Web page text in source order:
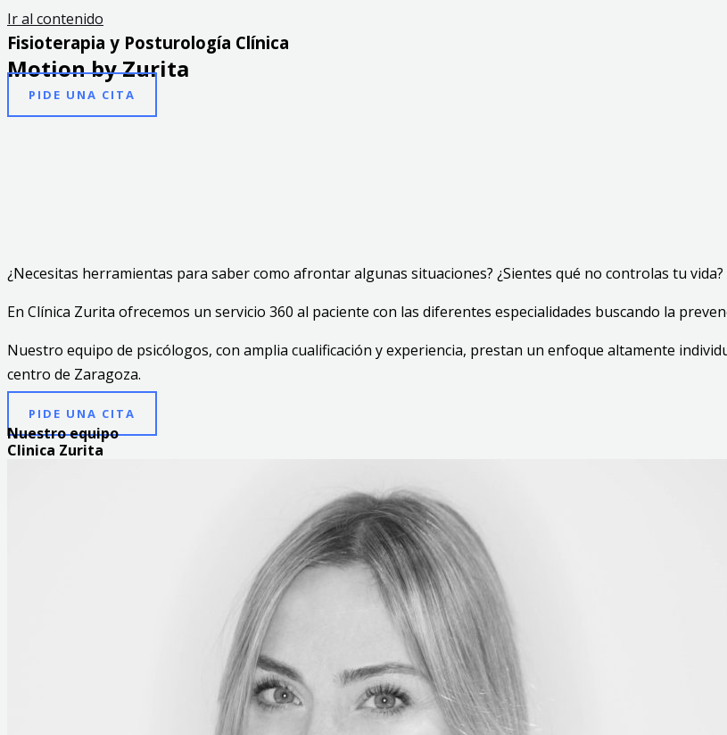
Ir al contenido
Fisioterapia y Posturología Clínica
Motion by Zurita
PIDE UNA CITA
¿Necesitas herramientas para saber como afrontar algunas situaciones? ¿Sientes qué no controlas tu vida?
En Clínica Zurita ofrecemos un servicio 360 al paciente con las diferentes especialidades buscando la
Nuestro equipo de psicólogos, con amplia cualificación y experiencia, prestan un enfoque altamente
centro de Zaragoza.
PIDE UNA CITA
Nuestro equipo
Clinica Zurita